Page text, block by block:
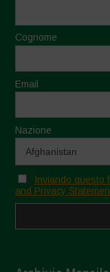
Cognome
Email
Nazione
Inviando questo
and Privacy